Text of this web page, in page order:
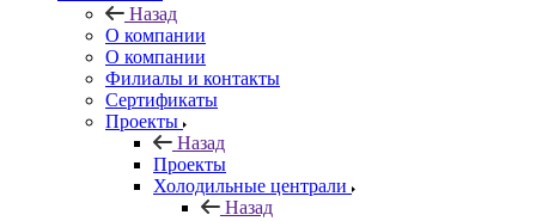
Назад
О компании
О компании
Филиалы и контакты
Сертификаты
Проекты
Назад
Проекты
Холодильные централи
Назад